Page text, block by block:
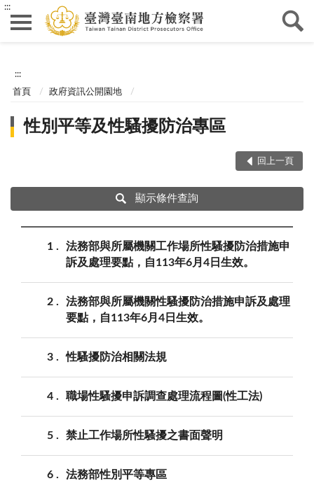
:::
:::
首頁 政府資訊公開園地
性別平等及性騷擾防治專區
回上一頁
顯示條件查詢
1
法務部與所屬機關工作場所性騷擾防治措施申
訴及處理要點，自113年6月4日生效。
2
法務部與所屬機關性騷擾防治措施申訴及處理
要點，自113年6月4日生效。
3 性騷擾防治相關法規
4 職場性騷擾申訴調查處理流程圖(性工法)
5 禁止工作場所性騷擾之書面聲明
6 法務部性別平等專區